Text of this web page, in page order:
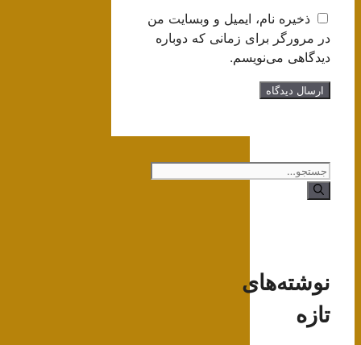
ذخیره نام، ایمیل و وبسایت من
در مرورگر برای زمانی که دوباره
دیدگاهی می‌نویسم.
جستجوی
نوشته‌های
تازه